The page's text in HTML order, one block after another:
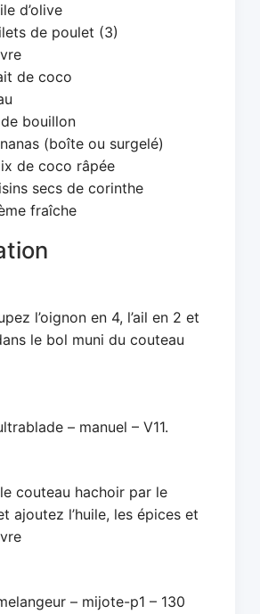
d’olive
de poulet (3)
de coco
bouillon
(boîte ou surgelé)
de coco râpée
secs de corinthe
fraîche
l’oignon en 4, l’ail en 2 et
le bol muni du couteau
– manuel – V11.
couteau hachoir par le
ajoutez l’huile, les épices et
– mijote-p1 – 130